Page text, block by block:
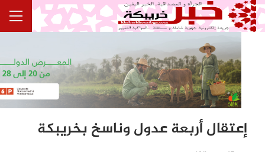
إعتقال أربعة عدول وناسخ بخريبكة